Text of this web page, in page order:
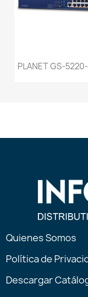
PLANET GS-
Quienes Somos
Política de
Descargar